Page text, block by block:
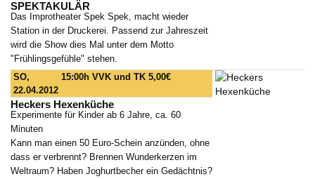
SPEKTAKULÄR
Das Improtheater Spek Spek, macht wieder
Station in der Druckerei. Passend zur Jahreszeit
wird die Show dies Mal unter dem Motto
"Frühlingsgefühle" stehen.
SO,
22.04.2012
15:00h VVK und TK 5,00€
Heckers Hexenküche
Experimente für Kinder ab 6 Jahre, ca. 60
Minuten
Kann man einen 50 Euro-Schein anzünden, ohne
dass er verbrennt? Brennen Wunderkerzen im
Weltraum? Haben Joghurtbecher ein Gedächtnis?